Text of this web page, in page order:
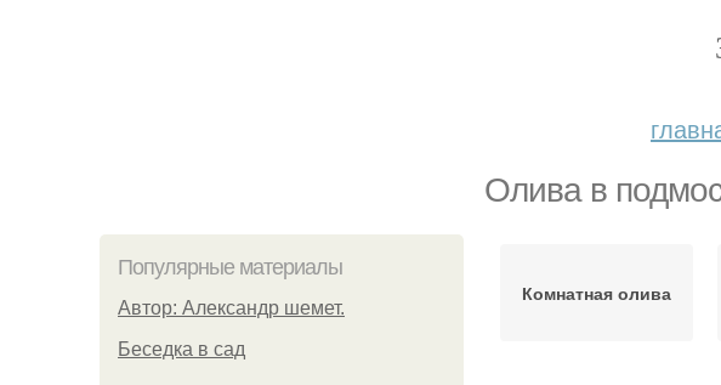
Олива в
Популярные материалы
Автор: Александр шемет.
Беседка в сад
Комнатная олива